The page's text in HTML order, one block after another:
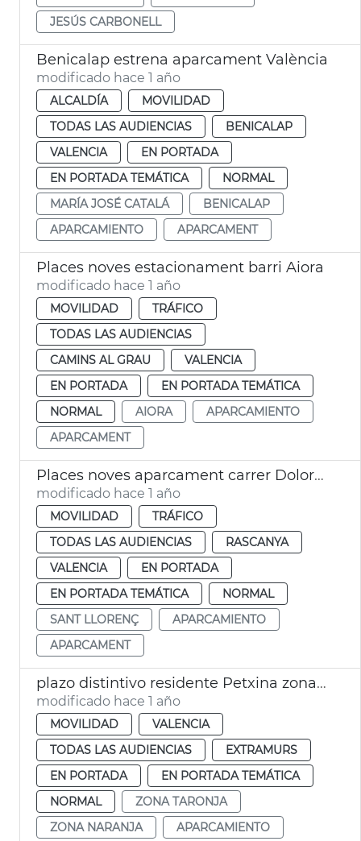
JESÚS CARBONELL
Benicalap estrena aparcament València
modificado hace 1 año
ALCALDÍA
MOVILIDAD
TODAS LAS AUDIENCIAS
BENICALAP
VALENCIA
EN PORTADA
EN PORTADA TEMÁTICA
NORMAL
MARÍA JOSÉ CATALÁ
BENICALAP
APARCAMIENTO
APARCAMENT
Places noves estacionament barri Aiora
modificado hace 1 año
MOVILIDAD
TRÁFICO
TODAS LAS AUDIENCIAS
CAMINS AL GRAU
VALENCIA
EN PORTADA
EN PORTADA TEMÁTICA
NORMAL
AIORA
APARCAMIENTO
APARCAMENT
Places noves aparcament carrer Dolores Marqués València
modificado hace 1 año
MOVILIDAD
TRÁFICO
TODAS LAS AUDIENCIAS
RASCANYA
VALENCIA
EN PORTADA
EN PORTADA TEMÁTICA
NORMAL
SANT LLORENÇ
APARCAMIENTO
APARCAMENT
plazo distintivo residente Petxina zona naranja
modificado hace 1 año
MOVILIDAD
VALENCIA
TODAS LAS AUDIENCIAS
EXTRAMURS
EN PORTADA
EN PORTADA TEMÁTICA
NORMAL
ZONA TARONJA
ZONA NARANJA
APARCAMIENTO